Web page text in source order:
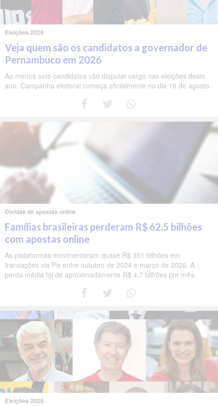
Eleições 2026
Veja quem são os candidatos a governador de
Pernambuco em 2026
Ao menos sete candidatos vão disputar cargo nas eleições deste
ano. Campanha eleitoral começa oficialmente no dia 16 de agosto.
Dívidas de apostas online
Famílias brasileiras perderam R$ 62,5 bilhões
com apostas online
As plataformas movimentaram quase R$ 351 bilhões em
transações via Pix entre outubro de 2024 e março de 2026. A
perda média foi de aproximadamente R$ 4,7 bilhões por mês.
Eleições 2026